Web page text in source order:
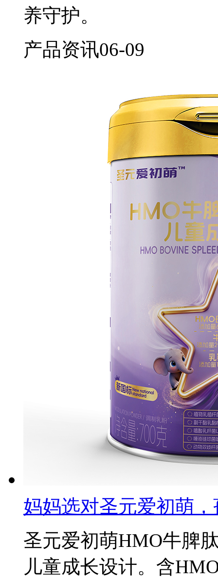
养守护。
产品资讯06-09
妈妈选对圣元爱初萌
圣元爱初萌HMO牛脾
儿童成长设计。含